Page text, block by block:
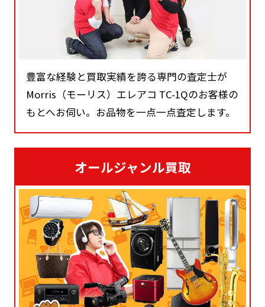
豊富な経験と買取実績を誇る専門の査定士が
Morris（モーリス）エレアコ TC-1Qのお客様の
もとへお伺い。お品物を一点一点査定します。
オールジャンル買取